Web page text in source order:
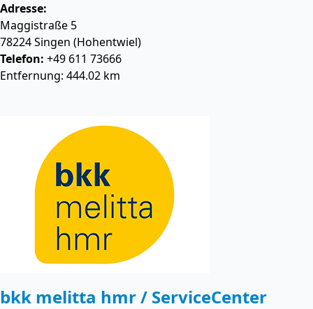
Adresse:
Maggistraße 5
78224Singen (Hohentwiel)
Telefon: +49 611 73666
Entfernung: 444.02 km
bkk melitta hmr / ServiceCenter